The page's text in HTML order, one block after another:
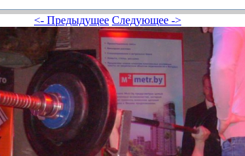
<- Предыдущее Следующее ->